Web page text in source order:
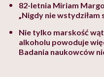
82-letnia Miriam
„Nigdy nie wstydziłam
Nie tylko marskość
alkoholu powoduje
Badania naukowców